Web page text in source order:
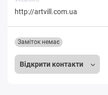
http://artvill.com.ua
Відкрити контакти
Заміток немає